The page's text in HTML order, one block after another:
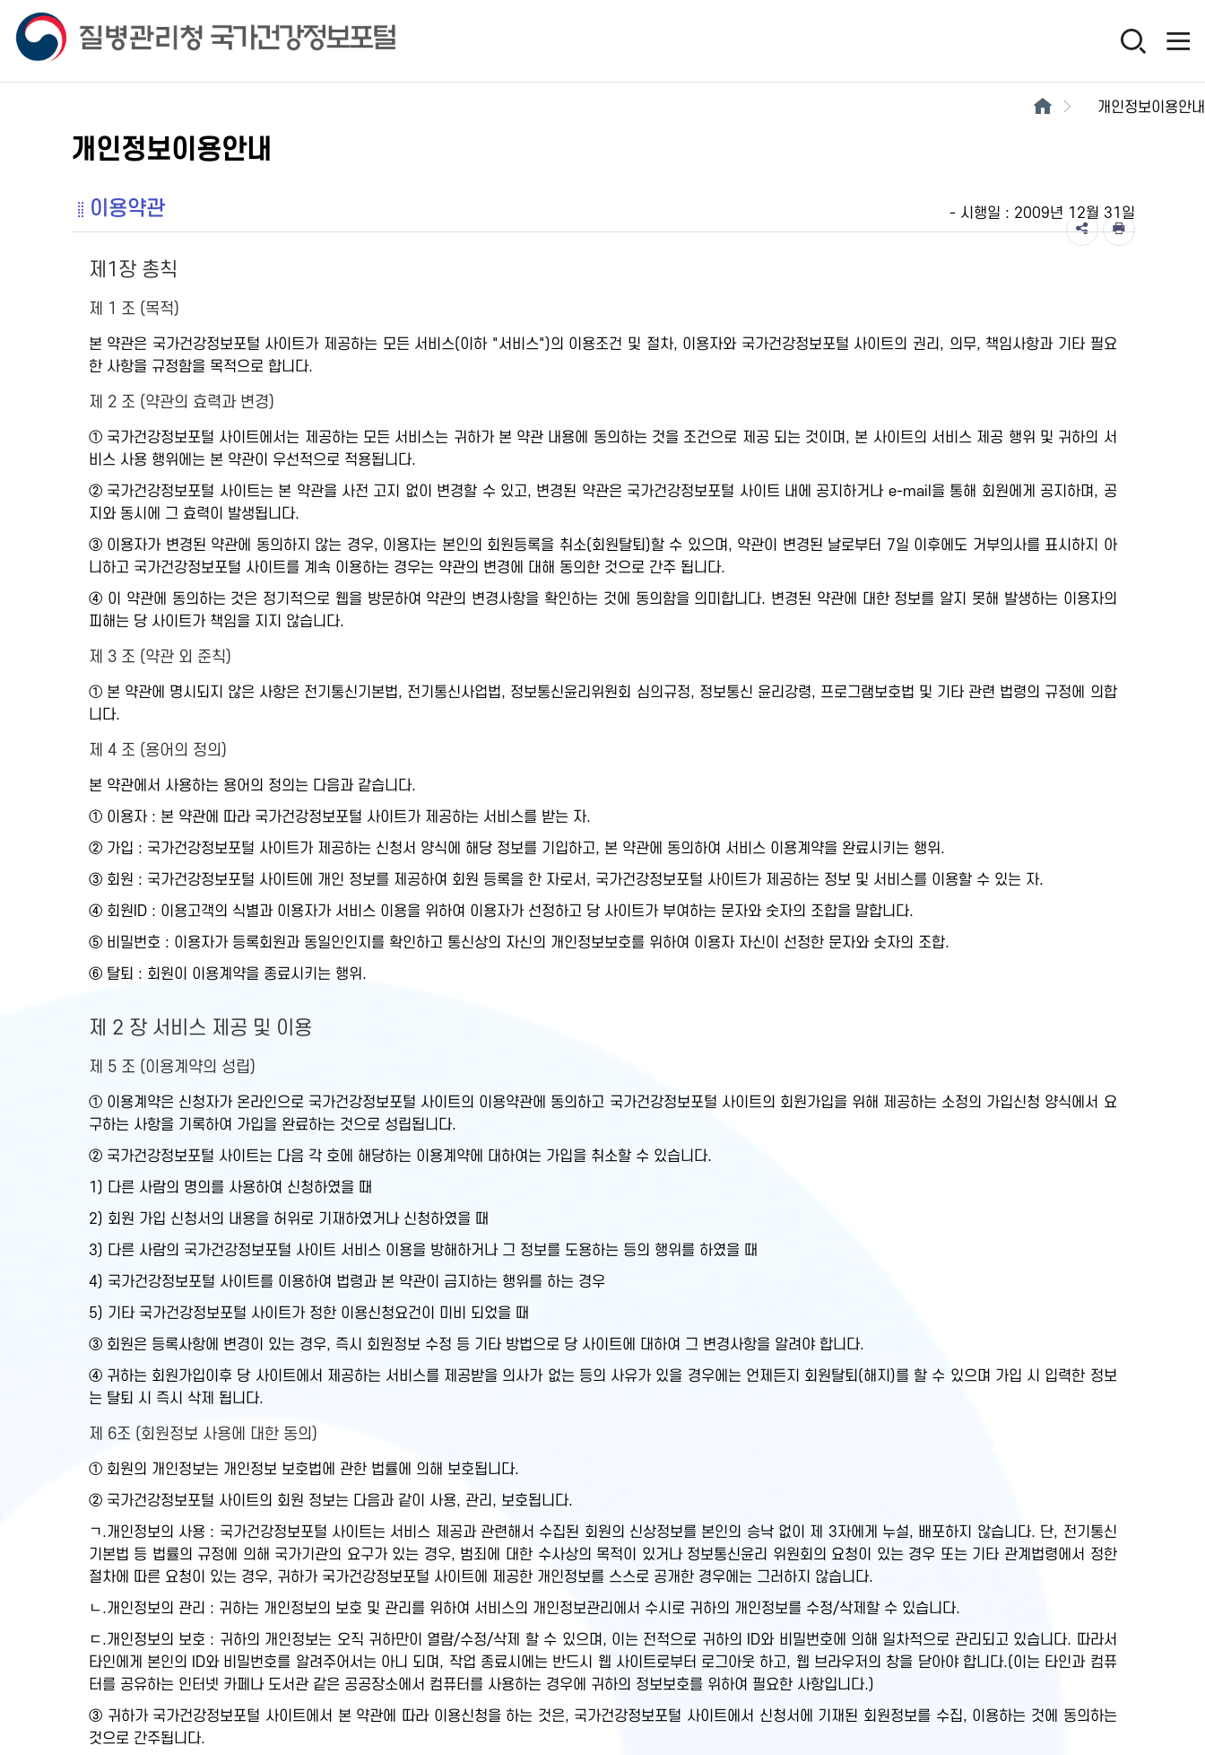
개인정보이용안내
개인정보이용안내
- 시행일 : 2009년 12월 31일
이용약관
제1장 총칙
제 1 조 (목적)
본 약관은 국가건강정보포털 사이트가 제공하는 모든 서비스(이하 "서비스")의 이용조건 및 절차, 이용자와 국가건강정보포털 사이트의 권리, 의무, 책임사항과 기타 필요
한 사항을 규정함을 목적으로 합니다.
제 2 조 (약관의 효력과 변경)
① 국가건강정보포털 사이트에서는 제공하는 모든 서비스는 귀하가 본 약관 내용에 동의하는 것을 조건으로 제공 되는 것이며, 본 사이트의 서비스 제공 행위 및 귀하의 서
비스 사용 행위에는 본 약관이 우선적으로 적용됩니다.
② 국가건강정보포털 사이트는 본 약관을 사전 고지 없이 변경할 수 있고, 변경된 약관은 국가건강정보포털 사이트 내에 공지하거나 e-mail을 통해 회원에게 공지하며, 공
지와 동시에 그 효력이 발생됩니다.
③ 이용자가 변경된 약관에 동의하지 않는 경우, 이용자는 본인의 회원등록을 취소(회원탈퇴)할 수 있으며, 약관이 변경된 날로부터 7일 이후에도 거부의사를 표시하지 아
니하고 국가건강정보포털 사이트를 계속 이용하는 경우는 약관의 변경에 대해 동의한 것으로 간주 됩니다.
④ 이 약관에 동의하는 것은 정기적으로 웹을 방문하여 약관의 변경사항을 확인하는 것에 동의함을 의미합니다. 변경된 약관에 대한 정보를 알지 못해 발생하는 이용자의
피해는 당 사이트가 책임을 지지 않습니다.
제 3 조 (약관 외 준칙)
① 본 약관에 명시되지 않은 사항은 전기통신기본법, 전기통신사업법, 정보통신윤리위원회 심의규정, 정보통신 윤리강령, 프로그램보호법 및 기타 관련 법령의 규정에 의합
니다.
제 4 조 (용어의 정의)
본 약관에서 사용하는 용어의 정의는 다음과 같습니다.
① 이용자 : 본 약관에 따라 국가건강정보포털 사이트가 제공하는 서비스를 받는 자.
② 가입 : 국가건강정보포털 사이트가 제공하는 신청서 양식에 해당 정보를 기입하고, 본 약관에 동의하여 서비스 이용계약을 완료시키는 행위.
③ 회원 : 국가건강정보포털 사이트에 개인 정보를 제공하여 회원 등록을 한 자로서, 국가건강정보포털 사이트가 제공하는 정보 및 서비스를 이용할 수 있는 자.
④ 회원ID : 이용고객의 식별과 이용자가 서비스 이용을 위하여 이용자가 선정하고 당 사이트가 부여하는 문자와 숫자의 조합을 말합니다.
⑤ 비밀번호 : 이용자가 등록회원과 동일인인지를 확인하고 통신상의 자신의 개인정보보호를 위하여 이용자 자신이 선정한 문자와 숫자의 조합.
⑥ 탈퇴 : 회원이 이용계약을 종료시키는 행위.
제 2 장 서비스 제공 및 이용
제 5 조 (이용계약의 성립)
① 이용계약은 신청자가 온라인으로 국가건강정보포털 사이트의 이용약관에 동의하고 국가건강정보포털 사이트의 회원가입을 위해 제공하는 소정의 가입신청 양식에서 요
구하는 사항을 기록하여 가입을 완료하는 것으로 성립됩니다.
② 국가건강정보포털 사이트는 다음 각 호에 해당하는 이용계약에 대하여는 가입을 취소할 수 있습니다.
1) 다른 사람의 명의를 사용하여 신청하였을 때
2) 회원 가입 신청서의 내용을 허위로 기재하였거나 신청하였을 때
3) 다른 사람의 국가건강정보포털 사이트 서비스 이용을 방해하거나 그 정보를 도용하는 등의 행위를 하였을 때
4) 국가건강정보포털 사이트를 이용하여 법령과 본 약관이 금지하는 행위를 하는 경우
5) 기타 국가건강정보포털 사이트가 정한 이용신청요건이 미비 되었을 때
③ 회원은 등록사항에 변경이 있는 경우, 즉시 회원정보 수정 등 기타 방법으로 당 사이트에 대하여 그 변경사항을 알려야 합니다.
④ 귀하는 회원가입이후 당 사이트에서 제공하는 서비스를 제공받을 의사가 없는 등의 사유가 있을 경우에는 언제든지 회원탈퇴(해지)를 할 수 있으며 가입 시 입력한 정보
는 탈퇴 시 즉시 삭제 됩니다.
제 6조 (회원정보 사용에 대한 동의)
① 회원의 개인정보는 개인정보 보호법에 관한 법률에 의해 보호됩니다.
② 국가건강정보포털 사이트의 회원 정보는 다음과 같이 사용, 관리, 보호됩니다.
ㄱ.개인정보의 사용 : 국가건강정보포털 사이트는 서비스 제공과 관련해서 수집된 회원의 신상정보를 본인의 승낙 없이 제 3자에게 누설, 배포하지 않습니다. 단, 전기통신
기본법 등 법률의 규정에 의해 국가기관의 요구가 있는 경우, 범죄에 대한 수사상의 목적이 있거나 정보통신윤리 위원회의 요청이 있는 경우 또는 기타 관계법령에서 정한
절차에 따른 요청이 있는 경우, 귀하가 국가건강정보포털 사이트에 제공한 개인정보를 스스로 공개한 경우에는 그러하지 않습니다.
ㄴ.개인정보의 관리 : 귀하는 개인정보의 보호 및 관리를 위하여 서비스의 개인정보관리에서 수시로 귀하의 개인정보를 수정/삭제할 수 있습니다.
ㄷ.개인정보의 보호 : 귀하의 개인정보는 오직 귀하만이 열람/수정/삭제 할 수 있으며, 이는 전적으로 귀하의 ID와 비밀번호에 의해 일차적으로 관리되고 있습니다. 따라서
타인에게 본인의 ID와 비밀번호를 알려주어서는 아니 되며, 작업 종료시에는 반드시 웹 사이트로부터 로그아웃 하고, 웹 브라우저의 창을 닫아야 합니다.(이는 타인과 컴퓨
터를 공유하는 인터넷 카페나 도서관 같은 공공장소에서 컴퓨터를 사용하는 경우에 귀하의 정보보호를 위하여 필요한 사항입니다.)
③ 귀하가 국가건강정보포털 사이트에서 본 약관에 따라 이용신청을 하는 것은, 국가건강정보포털 사이트에서 신청서에 기재된 회원정보를 수집, 이용하는 것에 동의하는
것으로 간주됩니다.